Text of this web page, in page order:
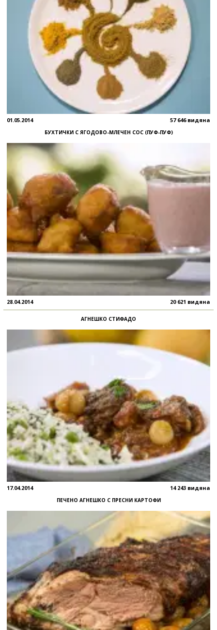
01.05.2014 57 646 видяна
БУХТИЧКИ С ЯГОДОВО-МЛЕЧЕН СОС (ПУФ-ПУФ)
28.04.2014 20 621 видяна
АГНЕШКО СТИФАДО
17.04.2014 14 243 видяна
ПЕЧЕНО АГНЕШКО С ПРЕСНИ КАРТОФИ